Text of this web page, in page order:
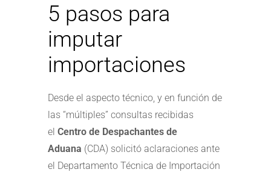
5 pasos para
imputar
importaciones
Desde el aspecto técnico, y en función de
las “múltiples” consultas recibidas
el Centro de Despachantes de
Aduana (CDA) solicitó aclaraciones ante
el Departamento Técnica de Importación